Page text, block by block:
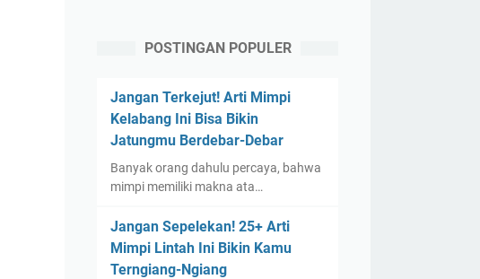
POSTINGAN POPULER
Jangan Terkejut! Arti Mimpi
Kelabang Ini Bisa Bikin
Jatungmu Berdebar-Debar
Banyak orang dahulu percaya, bahwa
mimpi memiliki makna ata…
Jangan Sepelekan! 25+ Arti
Mimpi Lintah Ini Bikin Kamu
Terngiang-Ngiang